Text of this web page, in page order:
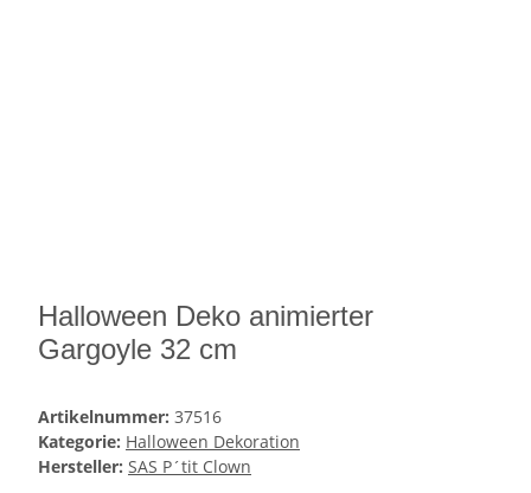
Halloween Deko animierter
Gargoyle 32 cm
Artikelnummer: 37516
Kategorie: Halloween Dekoration
Hersteller: SAS P´tit Clown